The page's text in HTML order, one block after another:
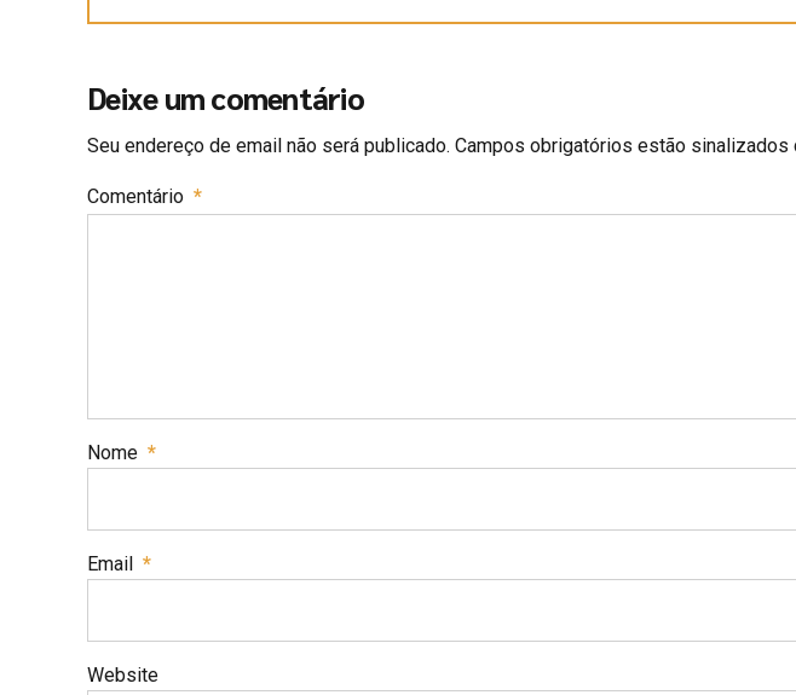
Deixe um comentário
Seu endereço de email não será publicado. Campos obrigatórios estão sinalizados
Comentário *
Nome *
Email *
Website